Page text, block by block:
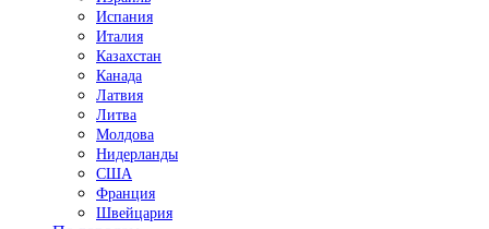
Испания
Италия
Казахстан
Канада
Латвия
Литва
Молдова
Нидерланды
США
Франция
Швейцария